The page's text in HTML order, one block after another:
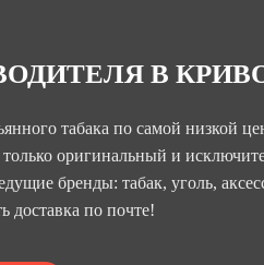
В
табака по самой низкой
оригинальный и
бренды: табак, уголь,
доставка по почте!